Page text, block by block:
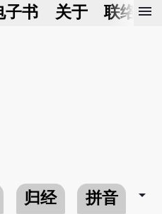
子书 关于 联络我
menu
归经 拼音 arrow_drop_down